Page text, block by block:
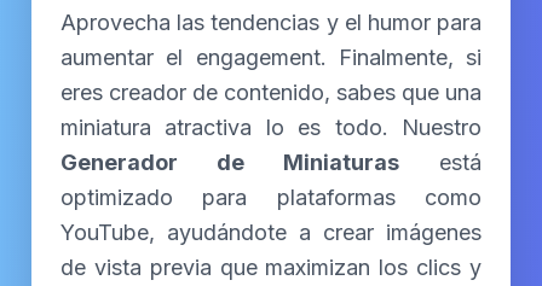
Aprovecha las tendencias y el humor para
aumentar el engagement. Finalmente, si
eres creador de contenido, sabes que una
miniatura atractiva lo es todo. Nuestro
Generador de Miniaturas está
optimizado para plataformas como
YouTube, ayudándote a crear imágenes
de vista previa que maximizan los clics y